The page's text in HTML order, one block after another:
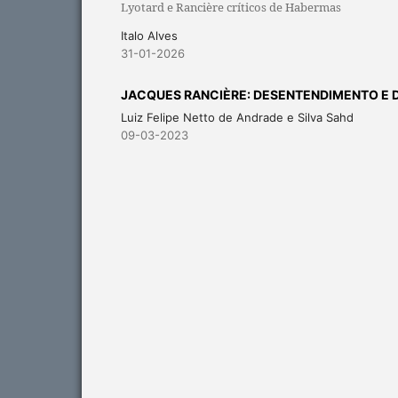
Lyotard e Rancière críticos de Habermas
Italo Alves
31-01-2026
JACQUES RANCIÈRE: DESENTENDIMENTO E
Luiz Felipe Netto de Andrade e Silva Sahd
09-03-2023